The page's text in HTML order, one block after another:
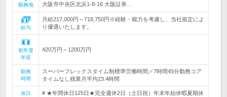
勤務地
大阪市中央区北浜1-8-16 大阪証券…
給与
月給217,000円～718,750円※経験・能力を考慮し、当社規定によ
り優遇いたします。
初年度
年収
420万円～1200万円
勤務
時間
スーパーフレックスタイム制標準労働時間／7時間45分勤務コア
タイムなし残業月平均23.4時間
休日
# ★年間休日125日★完全週休2日（土日祝）年末年始休暇夏期休